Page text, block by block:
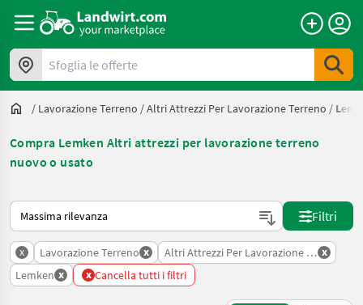
Sfoglia le offerte
/ Lavorazione Terreno /Altri Attrezzi Per Lavorazione Terreno /
Compra Lemken Altri attrezzi per lavorazione terreno
nuovo o usato
Ecco come viene ordinato su Landwirt.com
Filtri
x Lavorazione Terreno x Altri Attrezzi Per Lavorazione Terreno
x
Lemken x x Cancella tutti i filtri